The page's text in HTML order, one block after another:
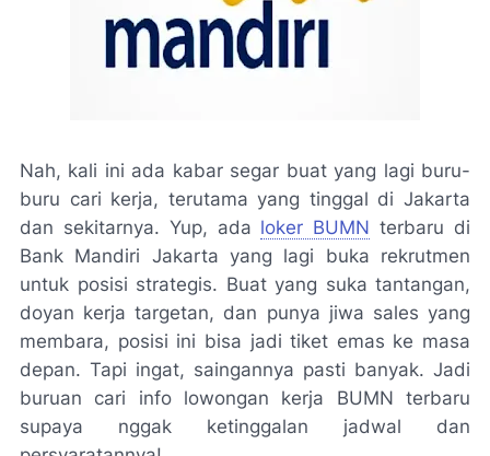
Nah, kali ini ada kabar segar buat yang lagi buru-
buru cari kerja, terutama yang tinggal di Jakarta
dan sekitarnya. Yup, ada loker BUMN terbaru di
Bank Mandiri Jakarta yang lagi buka rekrutmen
untuk posisi strategis. Buat yang suka tantangan,
doyan kerja targetan, dan punya jiwa sales yang
membara, posisi ini bisa jadi tiket emas ke masa
depan. Tapi ingat, saingannya pasti banyak. Jadi
buruan cari info lowongan kerja BUMN terbaru
supaya nggak ketinggalan jadwal dan